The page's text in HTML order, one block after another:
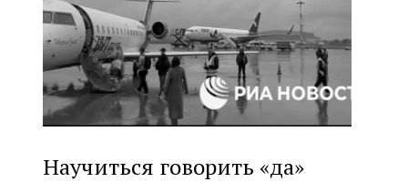
Научиться говорить «да»